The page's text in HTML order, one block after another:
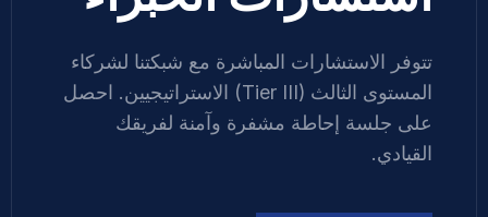
تتوفر الاستشارات المباشرة مع شبكتنا لشركاء
المستوى الثالث (Tier III) الاستراتيجيين. احصل
على جلسة إحاطة مشفرة وآمنة لفريقك
القيادي.